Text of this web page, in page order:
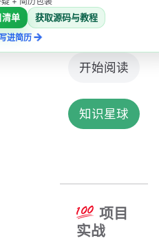
offer✨
开始阅读
知识星球
项目
实战
清单
获取源码与教程
进简历→